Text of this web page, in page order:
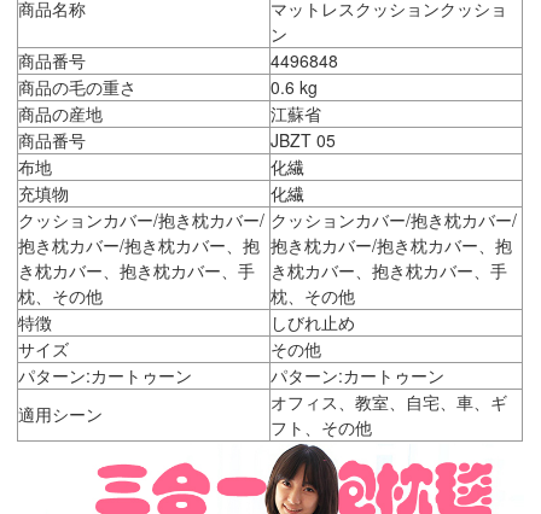
商品名称
マットレスクッションクッショ
ン
商品番号
4496848
商品の毛の重さ
0.6 kg
商品の産地
江蘇省
商品番号
JBZT 05
布地
化繊
充填物
化繊
クッションカバー/抱き枕カバー/
抱き枕カバー/抱き枕カバー、抱
き枕カバー、抱き枕カバー、手
枕、その他
クッションカバー/抱き枕カバー/
抱き枕カバー/抱き枕カバー、抱
き枕カバー、抱き枕カバー、手
枕、その他
特徴
しびれ止め
サイズ
その他
パターン:カートゥーン
パターン:カートゥーン
適用シーン
オフィス、教室、自宅、車、ギ
フト、その他